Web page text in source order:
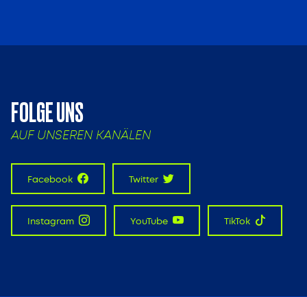
FOLGE UNS
AUF UNSEREN KANÄLEN
Facebook Twitter
Instagram YouTube TikTok